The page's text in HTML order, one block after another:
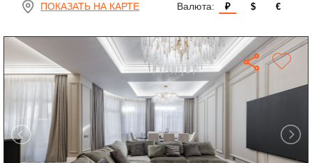
ПОКАЗАТЬ НА КАРТЕ Валюта: ₽ $ €